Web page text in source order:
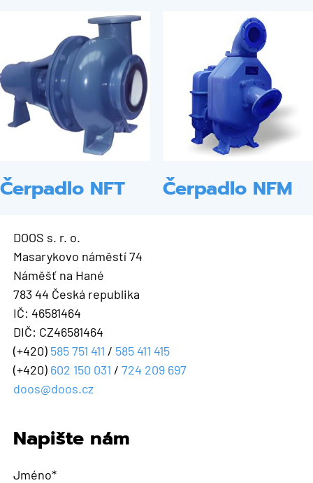
Čerpadlo NFT Čerpadlo NFM
DOOS s. r. o.
Masarykovo náměstí 74
Náměšť na Hané
783 44 Česká republika
IČ: 46581464
DIČ: CZ46581464
(+420) 585 751 411 / 585 411 415
(+420) 602 150 031 / 724 209 697
doos@doos.cz
Napište nám
Jméno